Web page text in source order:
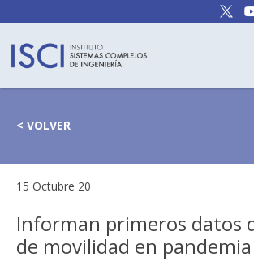
< VOLVER
15 Octubre 20
Informan primeros datos
de movilidad en pandemia